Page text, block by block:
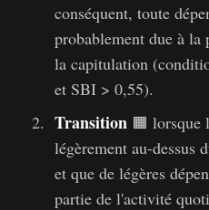
conséquent, toute
probablement due à la
la capitulation
et SBI > 0,55).
Transition🟧 lorsque
légèrement au-dessus
et que de légères
partie de l'activité